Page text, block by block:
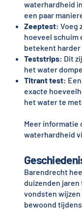
waterhardheid
een paar
Zeeptest: Voeg
hoeveel schuim
betekent harder
Teststrips: Dit
het water
Titrant test:
exacte
het water te
Meer informatie
waterhardheid
Barendrecht
duizenden
vondsten
bewoond